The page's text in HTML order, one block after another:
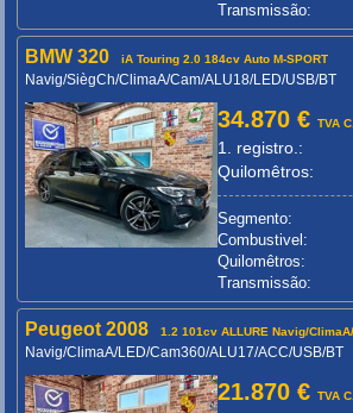
Transmissão:
BMW 320 iA Touring 2.0 184cv Auto M-SPORT
Navig/SiègCh/ClimaA/Cam/ALU18/LED/USB/BT
34.870 €TVA C.
1. registro.:
Quilomêtros:
Segmento:
Combustivel:
Quilomêtros:
Transmissão:
Peugeot 2008 1.2 101cv ALLURE Navig/
Navig/ClimaA/LED/Cam360/ALU17/ACC/USB/BT
21.870 €TVA C.